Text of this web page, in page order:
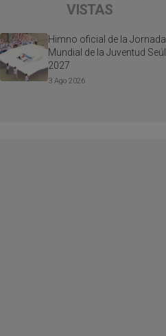
VISTAS
Himno oficial de la Jornada
Mundial de la Juventud Seúl
2027
3 Ago 2026